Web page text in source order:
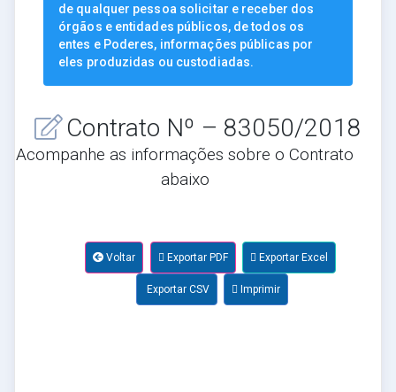
de qualquer pessoa solicitar e receber dos
órgãos e entidades públicos, de todos os
entes e Poderes, informações públicas por
eles produzidas ou custodiadas.
Contrato Nº – 83050/2018
Acompanhe as informações sobre o Contrato
abaixo
Voltar Exportar PDF Exportar Excel
Exportar CSV Imprimir